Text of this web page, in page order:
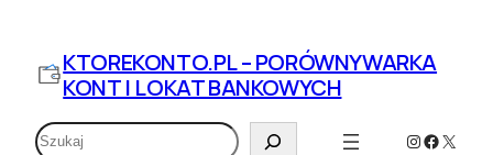
KTOREKONTO.PL – PORÓWNYWARKA
KONT I LOKAT BANKOWYCH
Szukaj Instagram
X